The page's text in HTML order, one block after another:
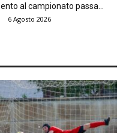
al campionato passa...
6 Agosto 2026